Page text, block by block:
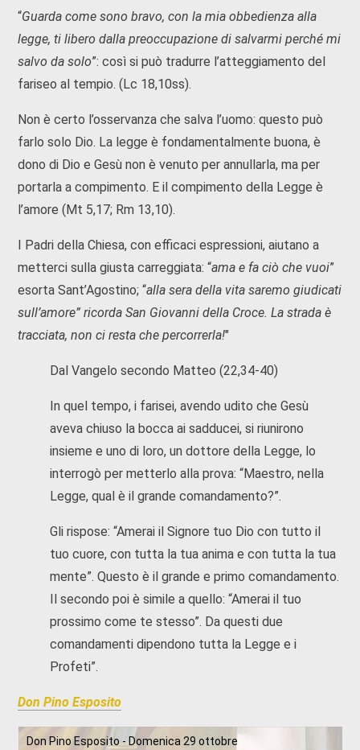
“Guarda come sono bravo, con la mia obbedienza alla
legge, ti libero dalla preoccupazione di salvarmi perché mi
salvo da solo”: così si può tradurre l’atteggiamento del
fariseo al tempio. (Lc 18,10ss).
Non è certo l’osservanza che salva l’uomo: questo può
farlo solo Dio. La legge è fondamentalmente buona, è
dono di Dio e Gesù non è venuto per annullarla, ma per
portarla a compimento. E il compimento della Legge è
l’amore (Mt 5,17; Rm 13,10).
I Padri della Chiesa, con efficaci espressioni, aiutano a
metterci sulla giusta carreggiata: “ama e fa ciò che vuoi”
esorta Sant’Agostino; “alla sera della vita saremo giudicati
sull’amore” ricorda San Giovanni della Croce. La strada è
tracciata, non ci resta che percorrerla!"
Dal Vangelo secondo Matteo (22,34-40)
In quel tempo, i farisei, avendo udito che Gesù
aveva chiuso la bocca ai sadducei, si riunirono
insieme e uno di loro, un dottore della Legge, lo
interrogò per metterlo alla prova: “Maestro, nella
Legge, qual è il grande comandamento?”.
Gli rispose: “Amerai il Signore tuo Dio con tutto il
tuo cuore, con tutta la tua anima e con tutta la tua
mente”. Questo è il grande e primo comandamento.
Il secondo poi è simile a quello: “Amerai il tuo
prossimo come te stesso”. Da questi due
comandamenti dipendono tutta la Legge e i
Profeti”.
Don Pino Esposito
Don Pino Esposito - Domenica 29 ottobre